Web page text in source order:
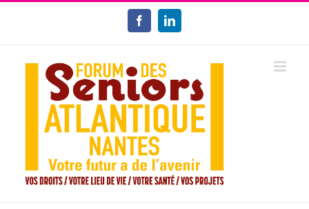
Passer
FacebookLinkedIn